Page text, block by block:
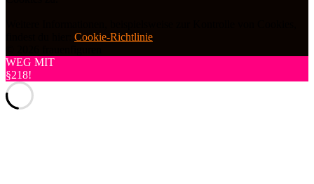
Cookie-Richtlinie
WEG MIT
§218!